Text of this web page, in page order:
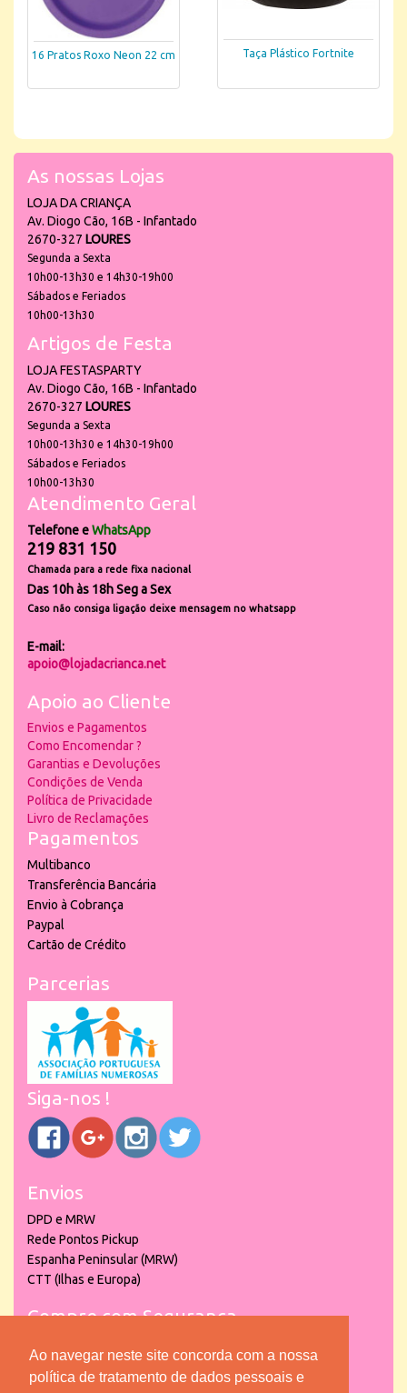
Ao navegar neste site concorda com a nossa
política de tratamento de dados pessoais e
16 Pratos Roxo Neon 22 cm Taça Plástico Fortnite
As nossas Lojas
LOJA DA CRIANÇA
Av. Diogo Cão, 16B - Infantado
2670-327 LOURES
Segunda a Sexta
10h00-13h30 e 14h30-19h00
Sábados e Feriados
10h00-13h30
Artigos de Festa
LOJA FESTASPARTY
Av. Diogo Cão, 16B - Infantado
2670-327 LOURES
Segunda a Sexta
10h00-13h30 e 14h30-19h00
Sábados e Feriados
10h00-13h30
Atendimento Geral
Telefone eWhatsApp
219 831 150
Chamada para a rede fixa nacional
Das 10h às 18h Seg a Sex
Caso não consiga ligação deixe mensagem no whatsapp
E-mail:
apoio@lojadacrianca.net
Apoio ao Cliente
Envios e Pagamentos
Como Encomendar ?
Garantias e Devoluções
Condições de Venda
Política de Privacidade
Livro de Reclamações
Pagamentos
Multibanco
Transferência Bancária
Envio à Cobrança
Paypal
Cartão de Crédito
Parcerias
Siga-nos !
Envios
DPD e MRW
Rede Pontos Pickup
Espanha Peninsular (MRW)
CTT (Ilhas e Europa)
Compre com Segurança